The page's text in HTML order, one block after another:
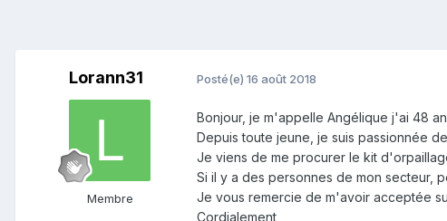
Lorann31
Membre
Posté(e) 16 août 2018
Bonjour, je m'appelle Angélique j'ai 48
Depuis toute jeune, je suis passionnée
Je viens de me procurer le kit
Si il y a des personnes de mon secteur,
Je vous remercie de m'avoir acceptée
Cordialement